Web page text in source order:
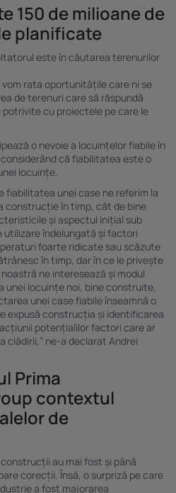
150 de milioane de
planificate
este în căutarea terenurilor
rata oportunitățile care ni se
de terenuri care să răspundă
cu proiectele pe care le
o nevoie a locuințelor fiabile în
că fiabilitatea este o
locuințe.
fiabilitatea unei case ne referim la
construcție în timp, cât de bine
și aspectul inițial sub
îndelungată și factori
foarte ridicate sau scăzute
în timp, dar în ce le privește
ne interesează și modul
unei locuințe noi, bine construite,
unei case fiabile înseamnă o
expusă construcția și identificarea
potențialilor factori care ar
clădirii,” ne-a declarat Andrei
Prima
contextul
de
au mai fost și până
corecții. Însă, o surpriză pe care
a fost majorarea